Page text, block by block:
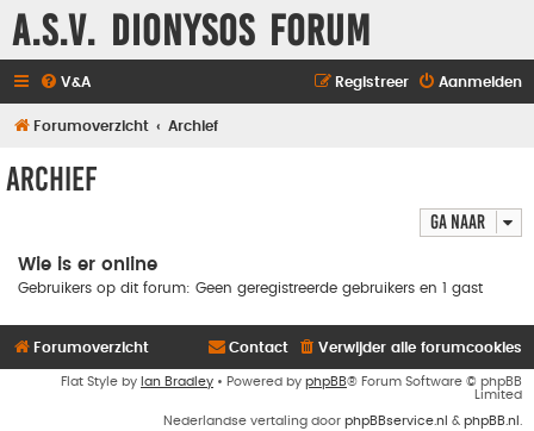
A.S.V. Dionysos Forum
V&A Aanmelden
Registreer
Forumoverzicht Archief
Archief
Ga naar
Wie is er online
Gebruikers op dit forum: Geen geregistreerde gebruikers en 1 gast
Forumoverzicht Verwijder alle forumcookies
Contact
Flat Style by Ian Bradley • Powered by phpBB® Forum Software © phpBB
Limited
Nederlandse vertaling door phpBBservice.nl & phpBB.nl .